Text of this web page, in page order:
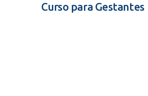
Curso para Gestantes